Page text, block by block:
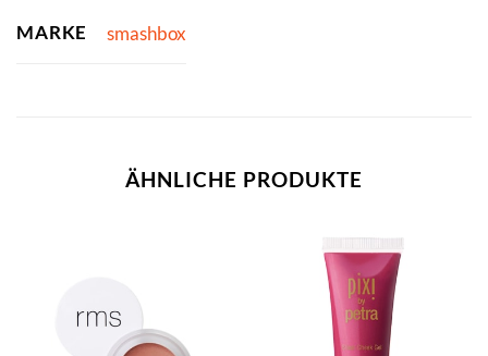
MARKE smashbox
ÄHNLICHE PRODUKTE